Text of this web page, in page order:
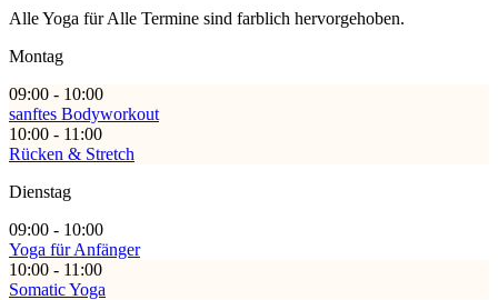
Alle Yoga für Alle Termine sind farblich hervorgehoben.
Montag
09:00 - 10:00
sanftes Bodyworkout
10:00 - 11:00
Rücken & Stretch
Dienstag
09:00 - 10:00
Yoga für Anfänger
10:00 - 11:00
Somatic Yoga